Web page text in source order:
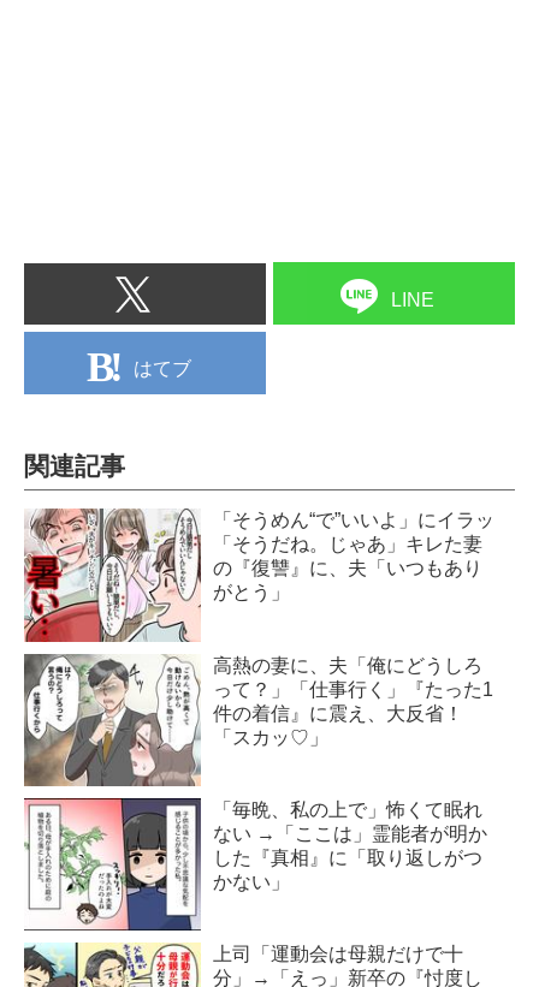
LINE
はてブ
関連記事
「そうめん“で”いいよ」にイラッ
「そうだね。じゃあ」キレた妻
の『復讐』に、夫「いつもあり
がとう」
高熱の妻に、夫「俺にどうしろ
って？」「仕事行く」『たった1
件の着信』に震え、大反省！
「スカッ♡」
「毎晩、私の上で」怖くて眠れ
ない →「ここは」霊能者が明か
した『真相』に「取り返しがつ
かない」
上司「運動会は母親だけで十
分」→「えっ」新卒の『忖度し